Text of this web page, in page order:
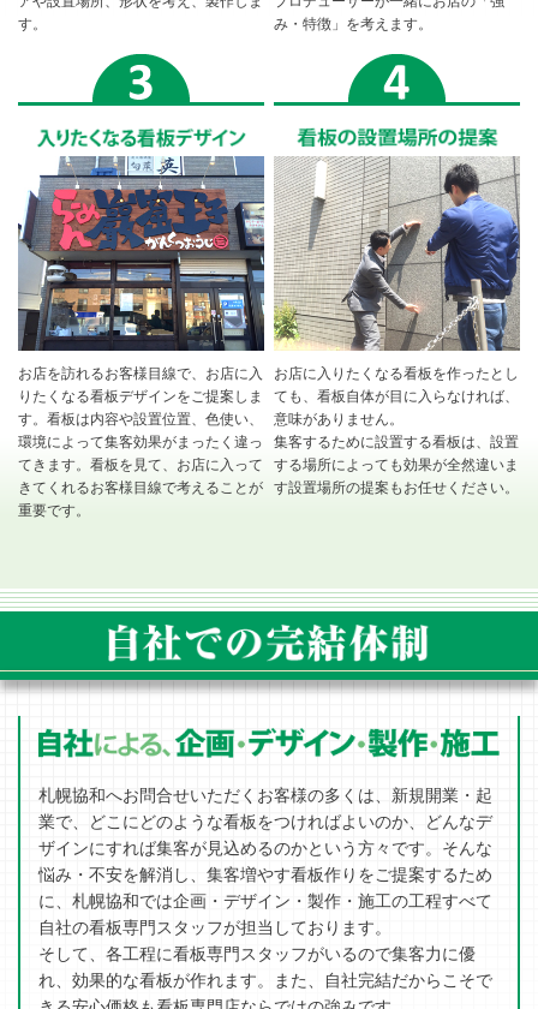
す。
み・特徴」を考えます。
お店を訪れるお客様目線で、お店に入
りたくなる看板デザインをご提案しま
す。看板は内容や設置位置、色使い、
環境によって集客効果がまったく違っ
てきます。看板を見て、お店に入って
きてくれるお客様目線で考えることが
重要です。
お店に入りたくなる看板を作ったとし
ても、看板自体が目に入らなければ、
意味がありません。
集客するために設置する看板は、設置
する場所によっても効果が全然違いま
す設置場所の提案もお任せください。
札幌協和へお問合せいただくお客様の多くは、新規開業・起
業で、どこにどのような看板をつければよいのか、どんなデ
ザインにすれば集客が見込めるのかという方々です。そんな
悩み・不安を解消し、集客増やす看板作りをご提案するため
に、札幌協和では企画・デザイン・製作・施工の工程すべて
自社の看板専門スタッフが担当しております。
そして、各工程に看板専門スタッフがいるので集客力に優
れ、効果的な看板が作れます。また、自社完結だからこそで